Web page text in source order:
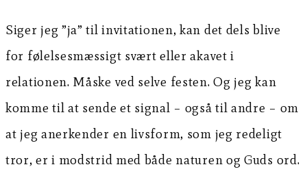
Siger jeg ”ja” til invitationen, kan det dels blive
for følelsesmæssigt svært eller akavet i
relationen. Måske ved selve festen. Og jeg kan
komme til at sende et signal – også til andre – om
at jeg anerkender en livsform, som jeg redeligt
tror, er i modstrid med både naturen og Guds ord.